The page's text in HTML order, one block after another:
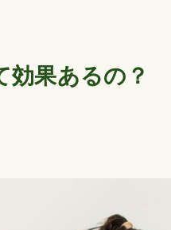
効果あるの？